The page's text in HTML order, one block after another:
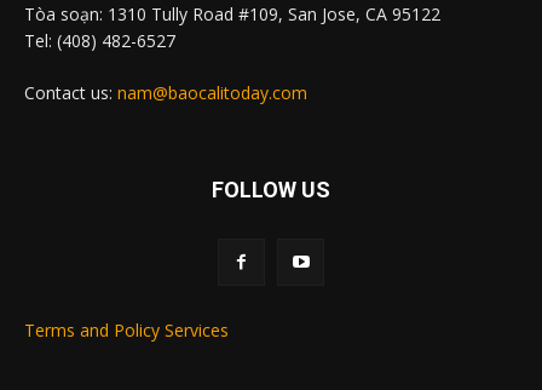
Tòa soạn: 1310 Tully Road #109, San Jose, CA 95122
Tel: (408) 482-6527
Contact us: nam@baocalitoday.com
FOLLOW US
Terms and Policy Services